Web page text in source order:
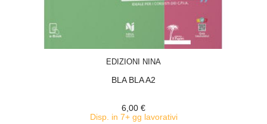
EDIZIONI NINA
BLA BLA A2
6,00 €
Disp. in 7+ gg lavorativi